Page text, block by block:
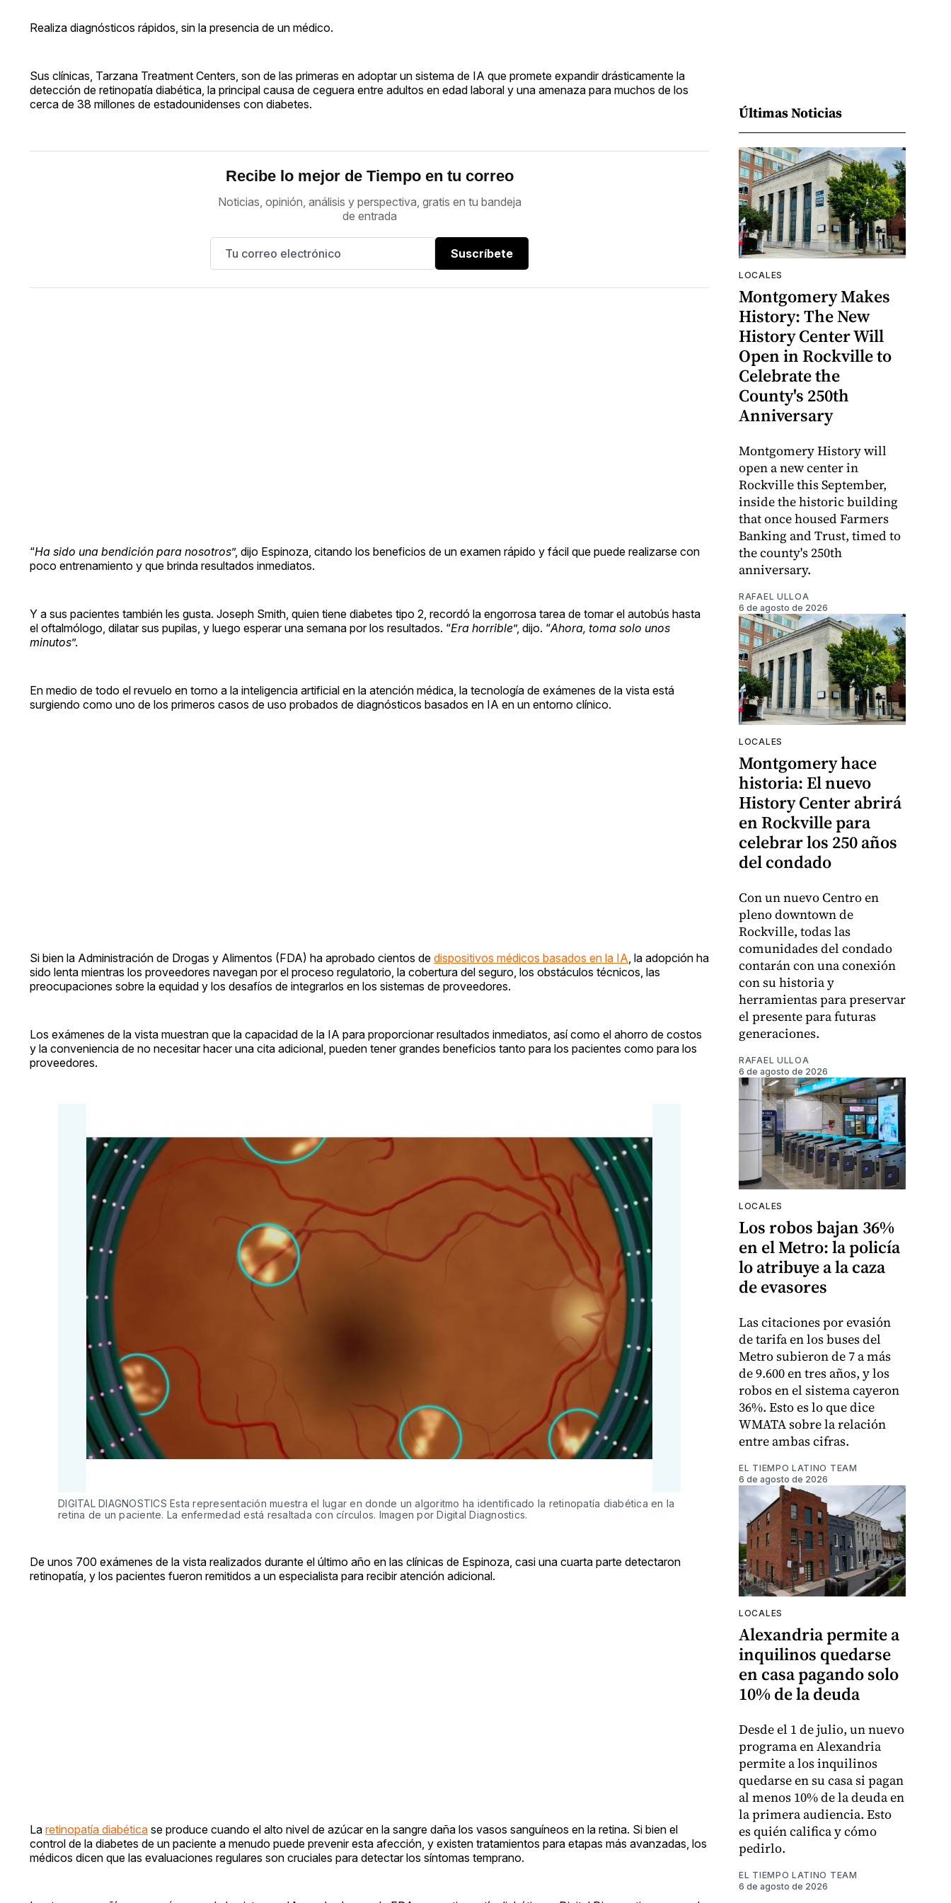
Realiza diagnósticos rápidos, sin la presencia de un médico.
Sus clínicas, Tarzana Treatment Centers, son de las primeras en adoptar un sistema de IA que promete expandir drásticamente la
detección de retinopatía diabética, la principal causa de ceguera entre adultos en edad laboral y una amenaza para muchos de los
cerca de 38 millones de estadounidenses con diabetes.
Recibe lo mejor de Tiempo en tu correo
Noticias, opinión, análisis y perspectiva, gratis en tu bandeja
de entrada
Suscríbete
“Ha sido una bendición para nosotros”, dijo Espinoza, citando los beneficios de un examen rápido y fácil que puede realizarse con
poco entrenamiento y que brinda resultados inmediatos.
Y a sus pacientes también les gusta. Joseph Smith, quien tiene diabetes tipo 2, recordó la engorrosa tarea de tomar el autobús hasta
el oftalmólogo, dilatar sus pupilas, y luego esperar una semana por los resultados. “Era horrible”, dijo. “Ahora, toma solo unos
minutos”.
En medio de todo el revuelo en torno a la inteligencia artificial en la atención médica, la tecnología de exámenes de la vista está
surgiendo como uno de los primeros casos de uso probados de diagnósticos basados en IA en un entorno clínico.
Si bien la Administración de Drogas y Alimentos (FDA) ha aprobado cientos de dispositivos médicos basados en la IA , la adopción ha
sido lenta mientras los proveedores navegan por el proceso regulatorio, la cobertura del seguro, los obstáculos técnicos, las
preocupaciones sobre la equidad y los desafíos de integrarlos en los sistemas de proveedores.
Los exámenes de la vista muestran que la capacidad de la IA para proporcionar resultados inmediatos, así como el ahorro de costos
y la conveniencia de no necesitar hacer una cita adicional, pueden tener grandes beneficios tanto para los pacientes como para los
proveedores.
DIGITAL DIAGNOSTICS Esta representación muestra el lugar en donde un algoritmo ha identificado la retinopatía diabética en la
retina de un paciente. La enfermedad está resaltada con círculos. Imagen por Digital Diagnostics.
De unos 700 exámenes de la vista realizados durante el último año en las clínicas de Espinoza, casi una cuarta parte detectaron
retinopatía, y los pacientes fueron remitidos a un especialista para recibir atención adicional.
La retinopatía diabética se produce cuando el alto nivel de azúcar en la sangre daña los vasos sanguíneos en la retina. Si bien el
control de la diabetes de un paciente a menudo puede prevenir esta afección, y existen tratamientos para etapas más avanzadas, los
médicos dicen que las evaluaciones regulares son cruciales para detectar los síntomas temprano.
Últimas Noticias
LOCALES
Montgomery Makes
History: The New
History Center Will
Open in Rockville to
Celebrate the
County's 250th
Anniversary
Montgomery History will
open a new center in
Rockville this September,
inside the historic building
that once housed Farmers
Banking and Trust, timed to
the county's 250th
anniversary.
RAFAEL ULLOA
6 de agosto de 2026
LOCALES
Montgomery hace
historia: El nuevo
History Center abrirá
en Rockville para
celebrar los 250 años
del condado
Con un nuevo Centro en
pleno downtown de
Rockville, todas las
comunidades del condado
contarán con una conexión
con su historia y
herramientas para preservar
el presente para futuras
generaciones.
RAFAEL ULLOA
6 de agosto de 2026
LOCALES
Los robos bajan 36%
en el Metro: la policía
lo atribuye a la caza
de evasores
Las citaciones por evasión
de tarifa en los buses del
Metro subieron de 7 a más
de 9.600 en tres años, y los
robos en el sistema cayeron
36%. Esto es lo que dice
WMATA sobre la relación
entre ambas cifras.
EL TIEMPO LATINO TEAM
6 de agosto de 2026
LOCALES
Alexandria permite a
inquilinos quedarse
en casa pagando solo
10% de la deuda
Desde el 1 de julio, un nuevo
programa en Alexandria
permite a los inquilinos
quedarse en su casa si pagan
al menos 10% de la deuda en
la primera audiencia. Esto
es quién califica y cómo
pedirlo.
EL TIEMPO LATINO TEAM
6 de agosto de 2026